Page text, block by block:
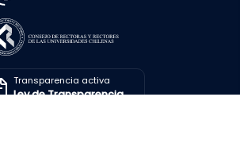
Transparencia activa
Ley de Transparencia